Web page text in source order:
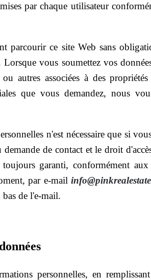
par chaque utilisateur
parcourir ce site Web sans
Lorsque vous soumettez vos
ou autres associées à des
que vous demandez, nous
n'est nécessaire que si
de contact et le droit
toujours garanti, conformément
par e-mail
de l'e-mail.
personnelles, en